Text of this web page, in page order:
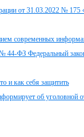
от 31.03.2022 №
современных
44-ФЗ Федеральный
и как себя защитить
об уголовной